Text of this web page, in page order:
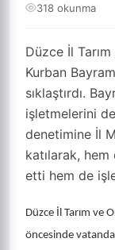
Düzce İl
Kurban
sıklaştırdı.
işletmelerini
denetimine İl
katılarak, hem
etti hem de
318 okunma
Düzce İl Tarım ve
öncesinde